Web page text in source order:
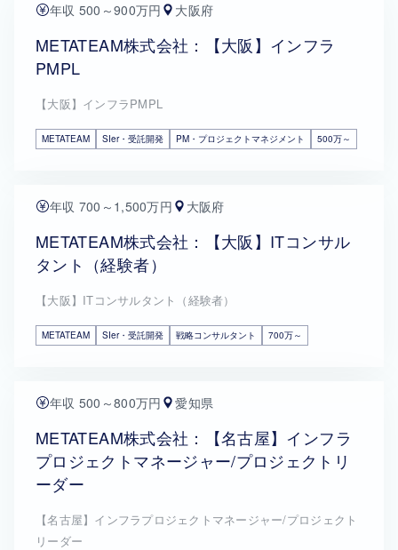
年収 500～900万円 大阪府
METATEAM株式会社：【大阪】インフラ
PMPL
【大阪】インフラPMPL
METATEAM SIer・受託開発 PM・プロジェクトマネジメント 500万～
年収 700～1,500万円 大阪府
METATEAM株式会社：【大阪】ITコンサル
タント（経験者）
【大阪】ITコンサルタント（経験者）
METATEAM SIer・受託開発 戦略コンサルタント 700万～
年収 500～800万円 愛知県
METATEAM株式会社：【名古屋】インフラ
プロジェクトマネージャー/プロジェクトリ
ーダー
【名古屋】インフラプロジェクトマネージャー/プロジェクト
リーダー